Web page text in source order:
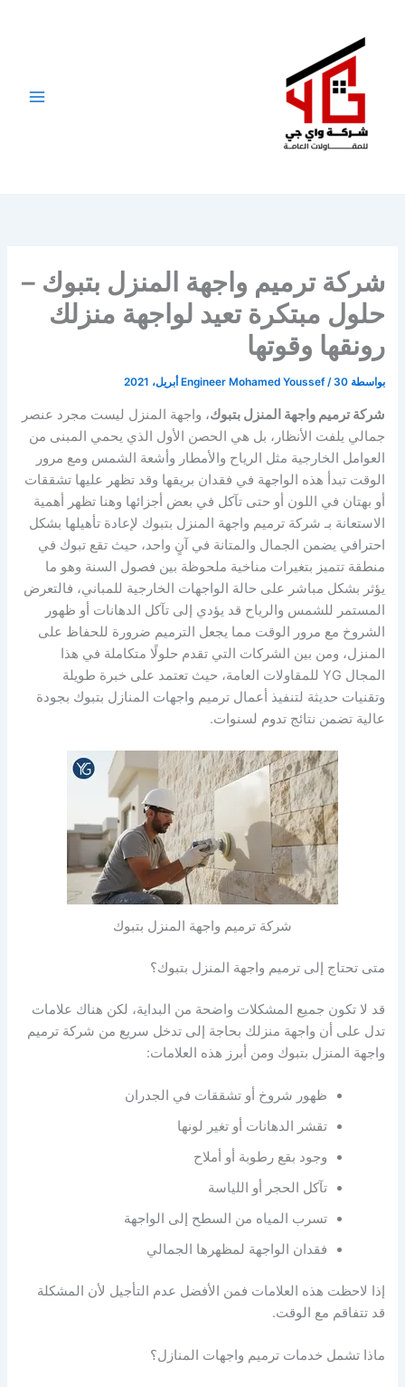
المحتوى
شركة ترميم واجهة المنزل بتبوك –
حلول مبتكرة تعيد لواجهة منزلك
رونقها وقوتها
بواسطة Engineer Mohamed Youssef/30 أبريل، 2021
شركة ترميم واجهة المنزل بتبوك، واجهة المنزل ليست مجرد عنصر
جمالي يلفت الأنظار، بل هي الحصن الأول الذي يحمي المبنى من
العوامل الخارجية مثل الرياح والأمطار وأشعة الشمس ومع مرور
الوقت تبدأ هذه الواجهة في فقدان بريقها وقد تظهر عليها تشققات
أو بهتان في اللون أو حتى تآكل في بعض أجزائها وهنا تظهر أهمية
الاستعانة بـ شركة ترميم واجهة المنزل بتبوك لإعادة تأهيلها بشكل
احترافي يضمن الجمال والمتانة في آنٍ واحد، حيث تقع تبوك في
منطقة تتميز بتغيرات مناخية ملحوظة بين فصول السنة وهو ما
يؤثر بشكل مباشر على حالة الواجهات الخارجية للمباني، فالتعرض
المستمر للشمس والرياح قد يؤدي إلى تآكل الدهانات أو ظهور
الشروخ مع مرور الوقت مما يجعل الترميم ضرورة للحفاظ على
المنزل، ومن بين الشركات التي تقدم حلولًا متكاملة في هذا
المجال YG للمقاولات العامة، حيث تعتمد على خبرة طويلة
وتقنيات حديثة لتنفيذ أعمال ترميم واجهات المنازل بتبوك بجودة
عالية تضمن نتائج تدوم لسنوات.
شركة ترميم واجهة المنزل بتبوك
متى تحتاج إلى ترميم واجهة المنزل بتبوك؟
قد لا تكون جميع المشكلات واضحة من البداية، لكن هناك علامات
تدل على أن واجهة منزلك بحاجة إلى تدخل سريع من شركة ترميم
واجهة المنزل بتبوك ومن أبرز هذه العلامات:
ظهور شروخ أو تشققات في الجدران
تقشر الدهانات أو تغير لونها
وجود بقع رطوبة أو أملاح
تآكل الحجر أو اللياسة
تسرب المياه من السطح إلى الواجهة
فقدان الواجهة لمظهرها الجمالي
إذا لاحظت هذه العلامات فمن الأفضل عدم التأجيل لأن المشكلة
قد تتفاقم مع الوقت.
ماذا تشمل خدمات ترميم واجهات المنازل؟